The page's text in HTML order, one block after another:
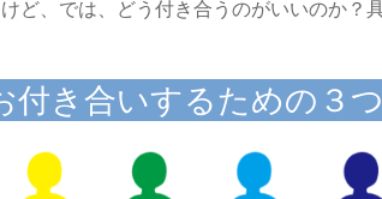
ど、では、どう付き合うのがいいのか？
付き合いするための３